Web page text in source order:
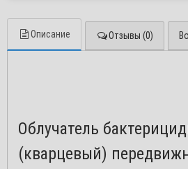
Описание Отзывы (0)
Облучатель
(кварцевый)